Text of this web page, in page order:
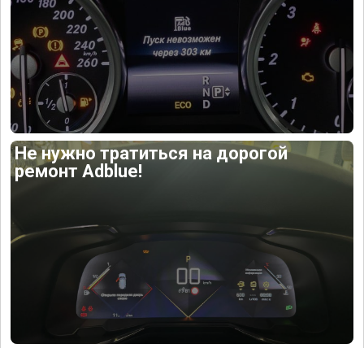
Не нужно тратиться на дорогой
ремонт Adblue!